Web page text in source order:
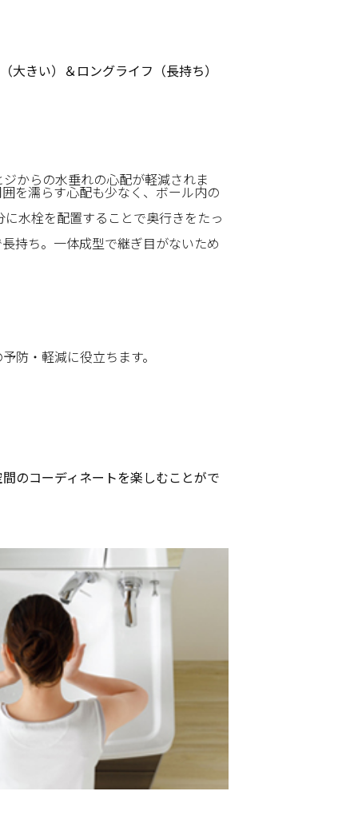
きい）＆ロングライフ（長持ち）
からの水垂れの心配が軽減されま
を濡らす心配も少なく、ボール内の
水栓を配置することで奥行きをたっ
持ち。一体成型で継ぎ目がないため
防・軽減に役立ちます。
のコーディネートを楽しむことがで